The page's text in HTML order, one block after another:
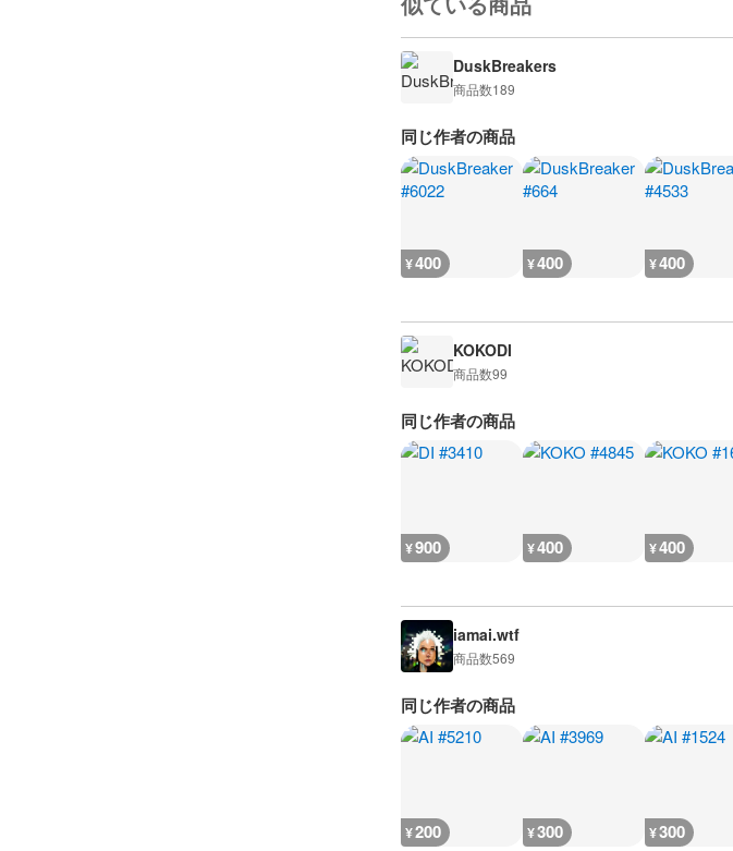
DuskBreakers
商品数189
同じ作者の商品
¥400 ¥400 ¥400
KOKODI
商品数99
同じ作者の商品
¥900 ¥400 ¥400
iamai.wtf
商品数569
同じ作者の商品
¥200 ¥300 ¥300